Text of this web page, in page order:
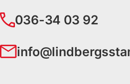
036-34 03 92